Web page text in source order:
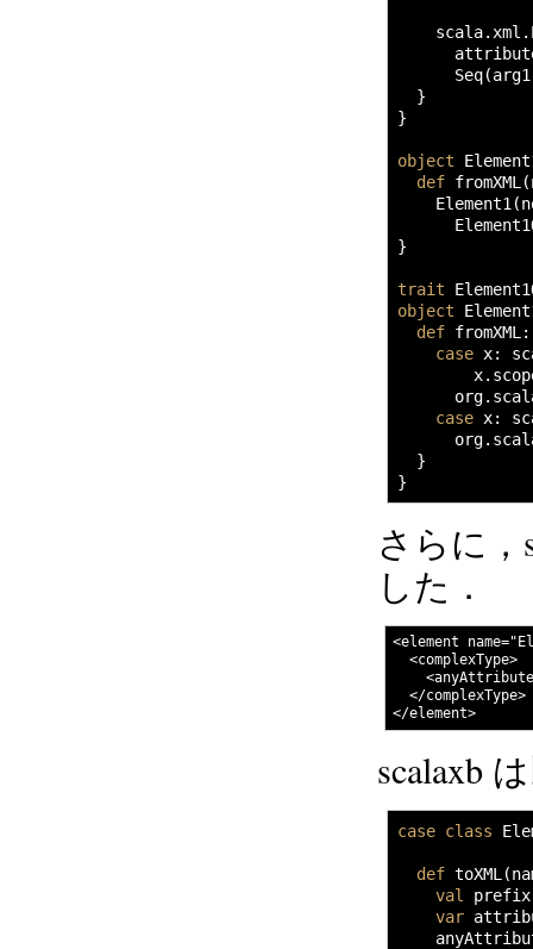
    scala.
xml .
      Seq
(
}
}
object
def fromXML (
    Element1
(
}
trait
object
def fromXML :
case x:
        x.
      org.
case x:
      org.
}
}
さらに，
した．
<element
  <complexType>
  </complexType>
scalaxb
case class
def toXML (
val
var